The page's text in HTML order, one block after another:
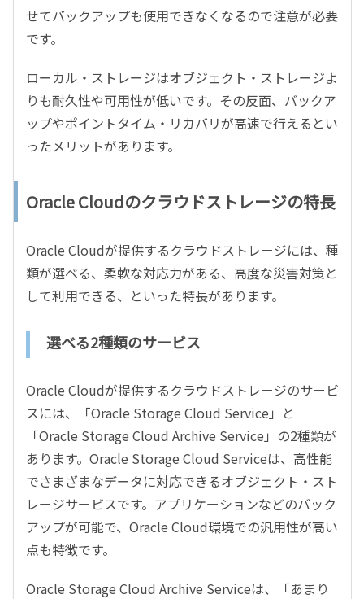
せてバックアップも使用できなくなるので注意が必要
です。
ローカル・ストレージはオブジェクト・ストレージよ
りも耐久性や可用性が低いです。その反面、バックア
ップやポイントタイム・リカバリが高速で行えるとい
ったメリットがあります。
Oracle Cloudのクラウドストレージの特長
Oracle Cloudが提供するクラウドストレージには、種
類が選べる、柔軟な対応力がある、高度な災害対策と
して利用できる、といった特長があります。
選べる2種類のサービス
Oracle Cloudが提供するクラウドストレージのサービ
スには、「Oracle Storage Cloud Service」と
「Oracle Storage Cloud Archive Service」の2種類が
あります。Oracle Storage Cloud Serviceは、高性能
でさまざまなデータに対応できるオブジェクト・スト
レージサービスです。アプリケーションなどのバック
アップが可能で、Oracle Cloud環境での汎用性が高い
点も特徴です。
Oracle Storage Cloud Archive Serviceは、「あまり